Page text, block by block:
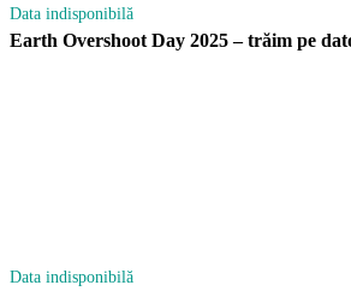
Data indisponibilă
Earth Overshoot Day 2025 – trăim pe
Data indisponibilă